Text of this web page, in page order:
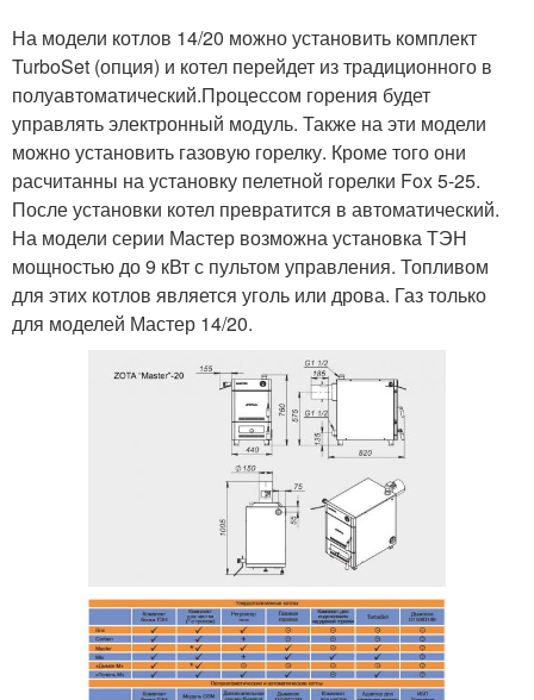
На модели котлов 14/20 можно установить комплект
TurboSet (опция) и котел перейдет из традиционного в
полуавтоматический.Процессом горения будет
управлять электронный модуль. Также на эти модели
можно установить газовую горелку. Кроме того они
расчитанны на установку пелетной горелки Fox 5-25.
После установки котел превратится в автоматический.
На модели серии Мастер возможна установка ТЭН
мощностью до 9 кВт с пультом управления. Топливом
для этих котлов является уголь или дрова. Газ только
для моделей Мастер 14/20.